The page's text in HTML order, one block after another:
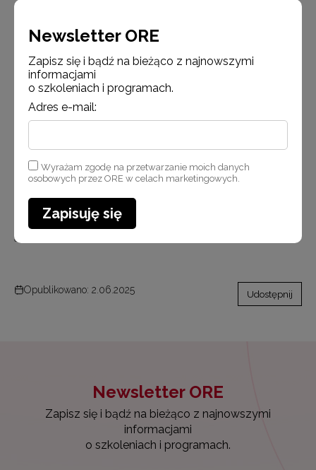
dr Jacek Strzemieczny podczas szkolenia ADORE 2025
Opublikowano: 2.06.2025 Udostępnij
Newsletter ORE
Zapisz się i bądź na bieżąco z najnowszymi
informacjami
o szkoleniach i programach.
Newsletter ORE
Zapisz się i bądź na bieżąco z najnowszymi
informacjami
o szkoleniach i programach.
Adres e-mail:
Wyrażam zgodę na przetwarzanie moich danych
osobowych przez ORE w celach marketingowych.
Zapisuję się